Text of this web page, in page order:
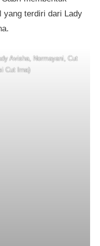
yang terdiri dari Lady
Avisha, Normayani, Cut
Cut Irna)